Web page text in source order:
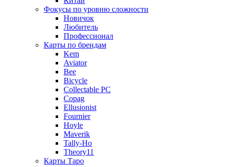
Фокусы по уровню сложности
Новичок
Любитель
Профессионал
Карты по брендам
Kem
Aviator
Bee
Bicycle
Collectable PC
Copag
Ellusionist
Fournier
Hoyle
Maverik
Tally-Ho
Theory11
Карты Таро